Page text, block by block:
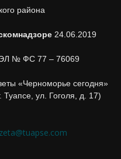
района
24.06.2019
№ ФС 77 – 76069
«Черноморье сегодня»
Туапсе, ул. Гоголя, д. 17)